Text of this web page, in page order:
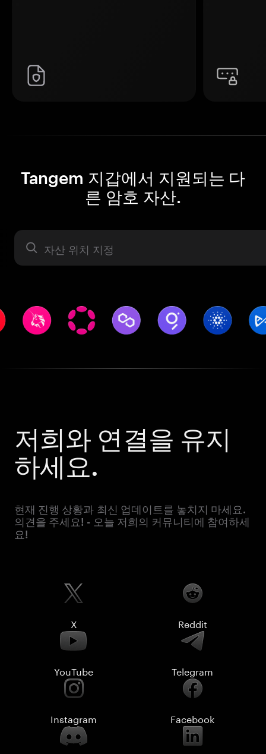
Tangem 지갑에서 지원되는 다
른 암호 자산.
자산 라벨
저희와 연결을 유지
하세요.
현재 진행 상황과 최신 업데이트를 놓치지 마세요.
의견을 주세요! - 오늘 저희의 커뮤니티에 참여하세
요!
X Reddit
YouTube Telegram
Instagram Facebook